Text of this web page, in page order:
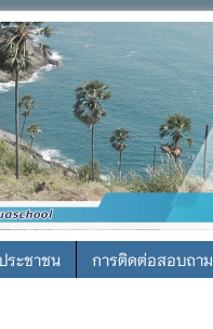
ระชาชน การติดต่อสอบถาม